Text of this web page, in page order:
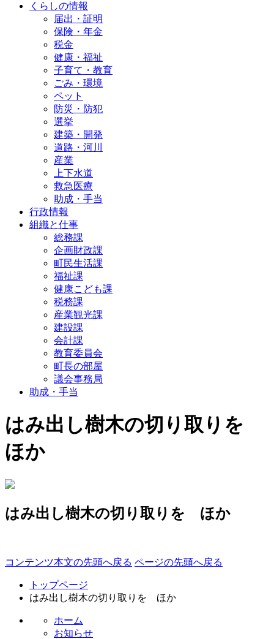
くらしの情報
届出・証明
保険・年金
税金
健康・福祉
子育て・教育
ごみ・環境
ペット
防災・防犯
選挙
建築・開発
道路・河川
産業
上下水道
救急医療
助成・手当
行政情報
組織と仕事
総務課
企画財政課
町民生活課
福祉課
健康こども課
税務課
産業観光課
建設課
会計課
教育委員会
町長の部屋
議会事務局
助成・手当
はみ出し樹木の切り取りを
ほか
はみ出し樹木の切り取りを ほか
コンテンツ本文の先頭へ戻る ページの先頭へ戻る
トップページ
はみ出し樹木の切り取りを ほか
ホーム
お知らせ